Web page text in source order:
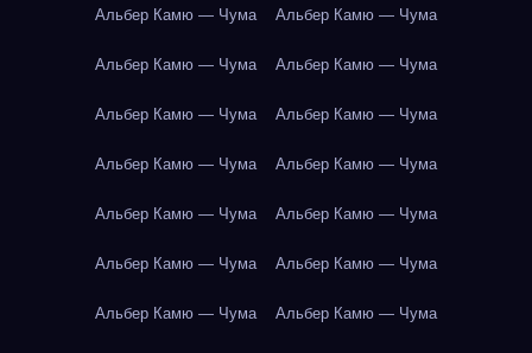
Альбер Камю — Чума Альбер Камю — Чума
Альбер Камю — Чума Альбер Камю — Чума
Альбер Камю — Чума Альбер Камю — Чума
Альбер Камю — Чума Альбер Камю — Чума
Альбер Камю — Чума Альбер Камю — Чума
Альбер Камю — Чума Альбер Камю — Чума
Альбер Камю — Чума Альбер Камю — Чума